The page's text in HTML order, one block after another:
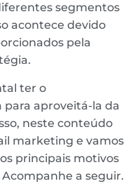
segmentos
acontece devido
pela
ter o
aproveitá-la da
neste conteúdo
marketing e vamos
principais motivos
a seguir.